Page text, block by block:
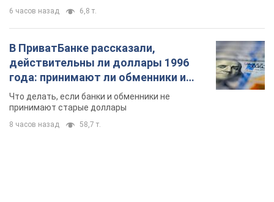
6 часов назад 6,8 т.
В ПриватБанке рассказали,
действительны ли доллары 1996
года: принимают ли обменники и
банки такие купюры
Что делать, если банки и обменники не
принимают старые доллары
8 часов назад 58,7 т.